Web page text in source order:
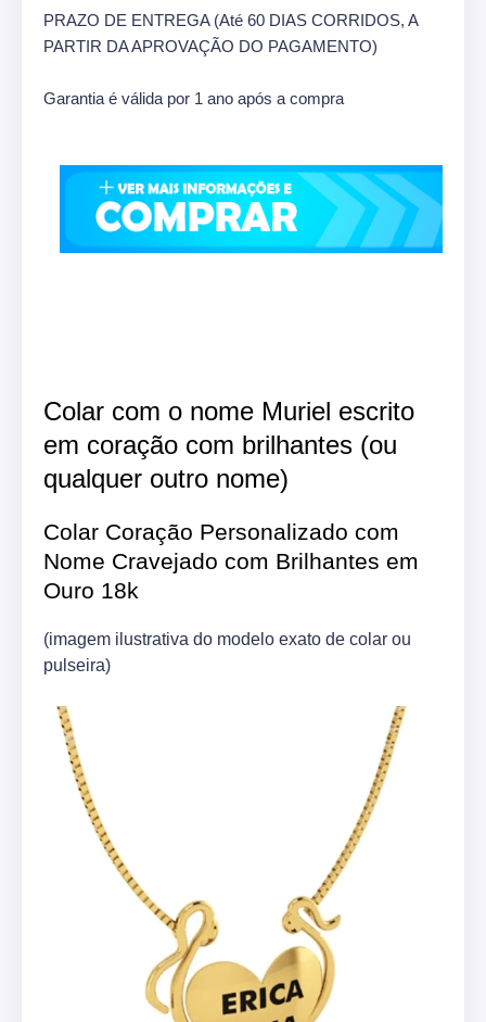
PRAZO DE ENTREGA (Até 60 DIAS CORRIDOS, A
PARTIR DA APROVAÇÃO DO PAGAMENTO)
Garantia é válida por 1 ano após a compra
Colar com o nome Muriel escrito
em coração com brilhantes (ou
qualquer outro nome)
Colar Coração Personalizado com
Nome Cravejado com Brilhantes em
Ouro 18k
(imagem ilustrativa do modelo exato de colar ou
pulseira)